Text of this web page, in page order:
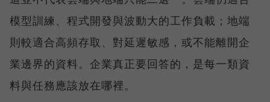
模型訓練、程式開發與波動大的工作負載；地端
則較適合高頻存取、對延遲敏感，或不能離開企
業邊界的資料。企業真正要回答的，是每一類資
料與任務應該放在哪裡。